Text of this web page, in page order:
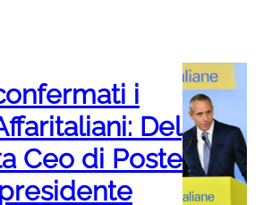
i
Del
Ceo di Poste